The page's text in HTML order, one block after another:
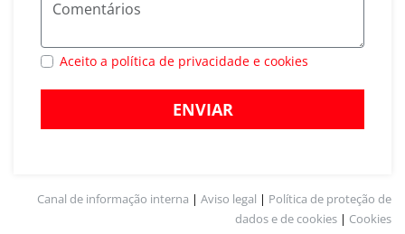
Aceito a política de privacidade e cookies
ENVIAR
Canal de informação interna | Aviso legal | Política de proteção de
dados e de cookies | Cookies